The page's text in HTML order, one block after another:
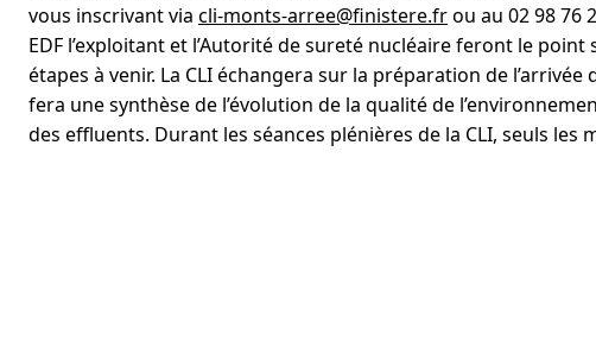
vous inscrivant via cli-monts-arree@finistere.frou au 02 98 76
EDF l’exploitant et l’Autorité de sureté nucléaire feront le
étapes à venir. La CLI échangera sur la préparation de
fera une synthèse de l’évolution de la qualité de
des effluents. Durant les séances plénières de la CLI, seuls